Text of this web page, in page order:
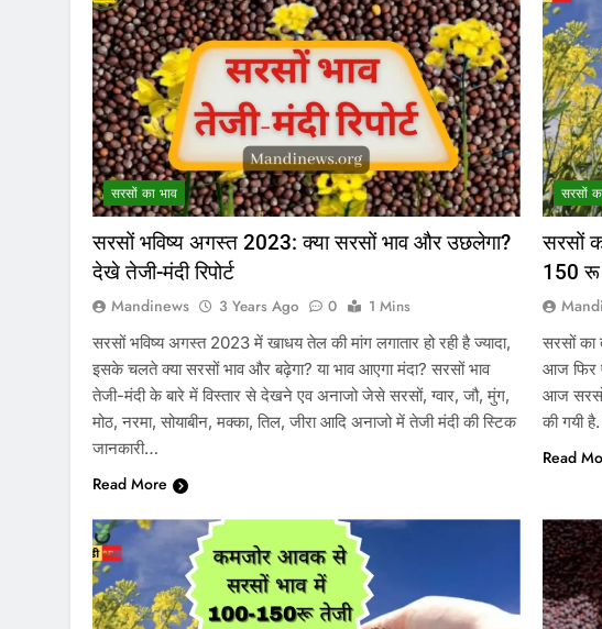
सरसों का भाव
सरसों भविष्य अगस्त 2023: क्या सरसों भाव और उछलेगा?
देखे तेजी-मंदी रिपोर्ट
Mandinews 3 Years Ago 0
1 Mins
सरसों भविष्य अगस्त 2023 में खाधय तेल की मांग लगातार हो रही है ज्यादा,
इसके चलते क्या सरसों भाव और बढ़ेगा? या भाव आएगा मंदा? सरसों भाव
तेजी-मंदी के बारे में विस्तार से देखने एव अनाजो जेसे सरसों, ग्वार, जौ, मुंग,
मोठ, नरमा, सोयाबीन, मक्का, तिल, जीरा आदि अनाजो में तेजी मंदी की स्टिक
जानकारी…
Read More
सरसों
सरसों
150 रू
सरसों का
आज फिर
आज सरसों
की गयी
Read